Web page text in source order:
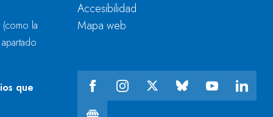
(como la
que
Accesibilidad
Mapa web